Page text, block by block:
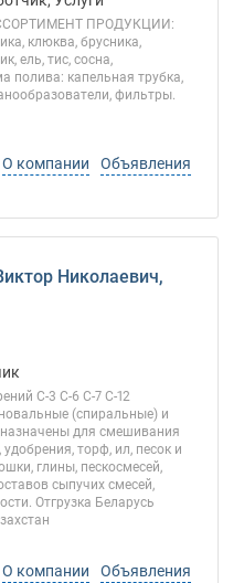
ПРОДУКЦИИ:
клюква, брусника,
ель, тис, сосна,
полива: капельная трубка,
фильтры.
О компании
Объявления
Николаевич,
С-3 С-6 С-7 С-12
(спиральные) и
для смешивания
торф, ил, песок и
глины, пескосмесей,
сыпучих смесей,
Отгрузка Беларусь
О компании
Объявления